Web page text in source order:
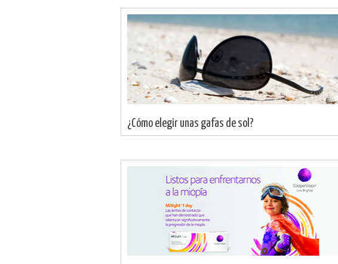
¿Cómo elegir unas gafas de sol?